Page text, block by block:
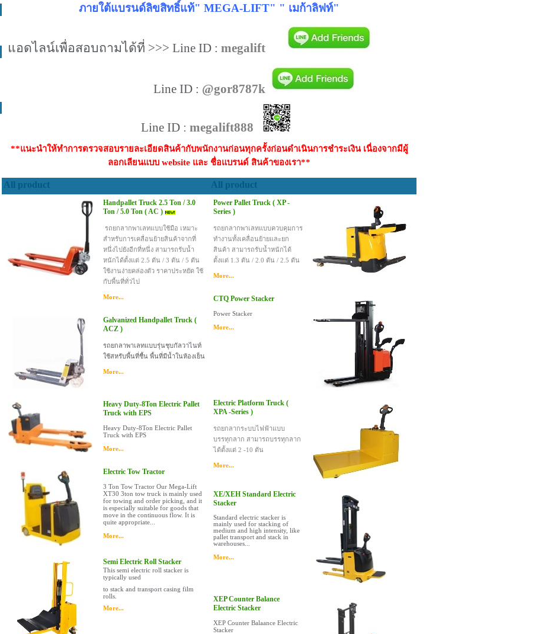
ภายใต้แบรนด์ลิขสิทธิ์แท้" MEGA-LIFT" " เมก้าลิฟท์"
แอดไลน์เพื่อสอบถามได้ที่ >>> Line ID : megalift
Line ID : @gor8787k
Line ID : megalift888
**แนะนำให้ทำการตรวจสอบรายละเอียดสินค้ากับพนักงานก่อนทุกครั้งก่อนดำเนินการชำระเงิน เนื่องจากมีผู้
ลอกเลียนแบบ website และ ชื่อแบรนด์ สินค้าของเรา**
All product
Handpallet Truck 2.5 Ton / 3.0
Ton / 5.0 Ton ( AC )
รถยกลากพาเลทแบบใช้มือ เหมาะ
สำหรับการเคลื่อนย้ายสินค้าจากที่
หนึ่งไปยังอีกที่หนึ่ง สามารถรับน้ำ
หนักได้ตั้งแต่ 2.5 ตัน / 3 ตัน / 5 ตัน
ใช้งานง่ายคล่องตัว ราคาประหยัด ใช้
กับพื้นที่ทั่วไป
More...
Galvanized Handpallet Truck (
ACZ )
รถยกลาพาเลทแบบรุ่นชุบกัลวาไนท์
ใช้สหรับพื้นที่ชื้น พื้นที่มีน้ำในห้องเย็น
More...
Heavy Duty-8Ton Electric Pallet
Truck with EPS
Heavy Duty-8Ton Electric Pallet
Truck with EPS
More...
Electric Tow Tractor
3 Ton Tow Tractor Our Mega-Lift
XT30 3ton tow truck is mainly used
for towing and order picking, and it
is especially suitable for goods that
move in the continuous flow. It is
quite appropriate...
More...
Semi Electric Roll Stacker
This semi electric roll stacker is
typically used
to stack and transport casing film
rolls.
More...
All product
Power Pallet Truck ( XP -
Series )
รถยกลากพาเลทแบบควบคุมการ
ทำงานทั้งเคลื่อนย้ายและยก
สินค้า สามารถรับน้ำหนักได้
ตั้งแต่ 1.3 ตัน / 2.0 ตัน / 2.5 ตัน
More...
CTQ Power Stacker
Power Stacker
More...
Electric Platform Truck (
XPA -Series )
รถยกลากระบบไฟฟ้าแบบ
บรรทุกลาก สามารถบรรทุกลาก
ได้ตั้งแต่ 2 -10 ตัน
More...
XE/XEH Standard Electric
Stacker
Standard electric stacker is
mainly used for stacking of
medium and high intensity, like
pallet transport and stack in
warehouses...
More...
XEP Counter Balance
Electric Stacker
XEP Counter Balaance Electric
Stacker